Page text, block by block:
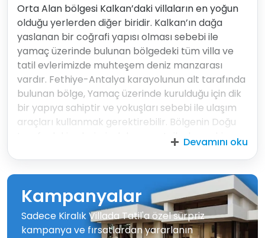
Orta Alan bölgesi Kalkan’daki villaların en yoğun
olduğu yerlerden diğer biridir. Kalkan’ın dağa
yaslanan bir coğrafi yapısı olması sebebi ile
yamaç üzerinde bulunan bölgedeki tüm villa ve
tatil evlerimizde muhteşem deniz manzarası
vardır. Fethiye-Antalya karayolunun alt tarafında
bulunan bölge, Yamaç üzerinde kurulduğu için dik
bir yapıya sahiptir ve yokuşları sebebi ile ulaşım
araçları kullanmak gerektirebilir. Bölgenin Doğu
tarafındaki evlerimiz daha avantajlı olup şehir
merkezi ve plaja yürüyerek yaklaşık 15 dakikada
ulaşabilirler. Ancak Villa yada Apartlarına dönmek
isteyen konuklarımıza yokuşlardan dolayı Ulaşım
aracı kullanmalarını tavsiye ederiz.
Devamını oku
Kampanyalar
Sadece Kiralık Villada Tatil'a özel sürpriz
kampanya ve fırsatlardan yararlanın